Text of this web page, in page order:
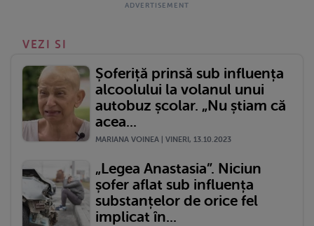
VEZI SI
Șoferiță prinsă sub influența
alcoolului la volanul unui
autobuz școlar. „Nu știam că
acea...
MARIANA VOINEA | VINERI, 13.10.2023
„Legea Anastasia”. Niciun
șofer aflat sub influența
substanțelor de orice fel
implicat în...